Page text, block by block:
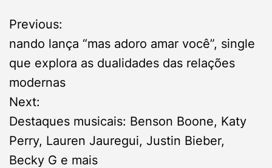
P
o
s
t
n
Previous:
nando lança “mas adoro amar você”, single
que explora as dualidades das relações
modernas
Next:
Destaques musicais: Benson Boone, Katy
Perry, Lauren Jauregui, Justin Bieber,
Becky G e mais